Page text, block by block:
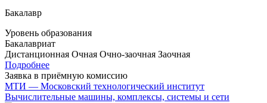
Бакалавр
Уровень образования
Бакалавриат
Дистанционная Очная Очно-заочная Заочная
Подробнее
Заявка в приёмную комиссию
МТИ — Московский технологический институт
Вычислительные машины, комплексы, системы и сети